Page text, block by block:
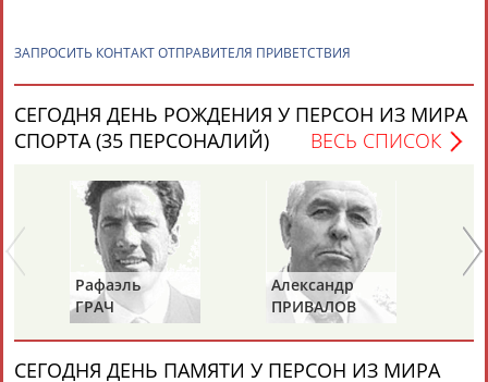
Каримжан
Аделя
Андрей
Герман
АБДУЛАЕВ
Тагир
АБДУЛАЕВ
Камиль
АБДУЛАЗИЗОВ
Загалав
АБДУЛБЕКОВ
ЗАПРОСИТЬ КОНТАКТ ОТПРАВИТЕЛЯ ПРИВЕТСТВИЯ
СЕГОДНЯ ДЕНЬ РОЖДЕНИЯ У ПЕРСОН ИЗ МИРА
СПОРТА (35 ПЕРСОНАЛИЙ)
ВЕСЬ СПИСОК
Рафаэль
ГРАЧ
Александр
ПРИВАЛОВ
СЕГОДНЯ ДЕНЬ ПАМЯТИ У ПЕРСОН ИЗ МИРА